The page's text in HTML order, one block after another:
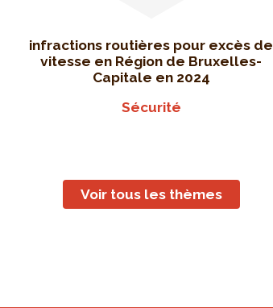
infractions routières pour excès de
vitesse en Région de Bruxelles-
Capitale en 2024
Sécurité
Voir tous les thèmes